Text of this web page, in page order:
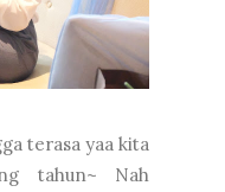
terasa yaa kita
tahun~ Nah